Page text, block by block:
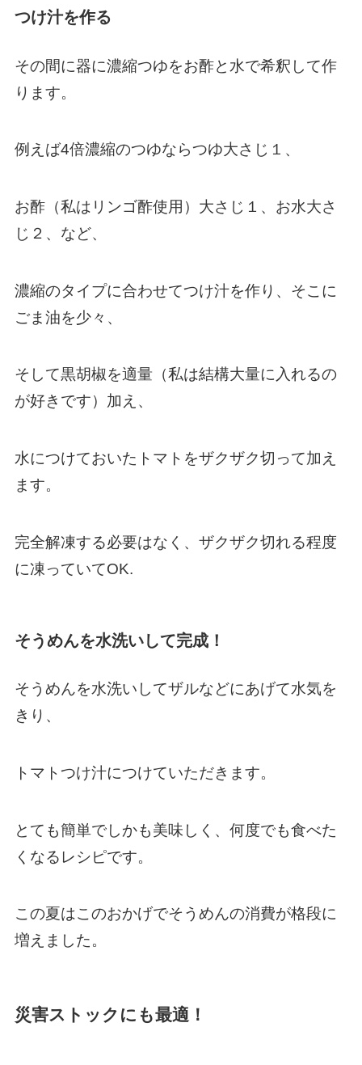
つけ汁を作る
その間に器に濃縮つゆをお酢と水で希釈して作
ります。
例えば4倍濃縮のつゆならつゆ大さじ１、
お酢（私はリンゴ酢使用）大さじ１、お水大さ
じ２、など、
濃縮のタイプに合わせてつけ汁を作り、そこに
ごま油を少々、
そして黒胡椒を適量（私は結構大量に入れるの
が好きです）加え、
水につけておいたトマトをザクザク切って加え
ます。
完全解凍する必要はなく、ザクザク切れる程度
に凍っていてOK.
そうめんを水洗いして完成！
そうめんを水洗いしてザルなどにあげて水気を
きり、
トマトつけ汁につけていただきます。
とても簡単でしかも美味しく、何度でも食べた
くなるレシピです。
この夏はこのおかげでそうめんの消費が格段に
増えました。
災害ストックにも最適！